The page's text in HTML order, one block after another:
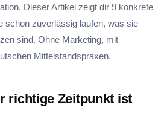
Dieser Artikel zeigt dir 9 konkrete
schon zuverlässig laufen, was sie
sind. Ohne Marketing, mit
Mittelstandspraxen.
richtige Zeitpunkt ist